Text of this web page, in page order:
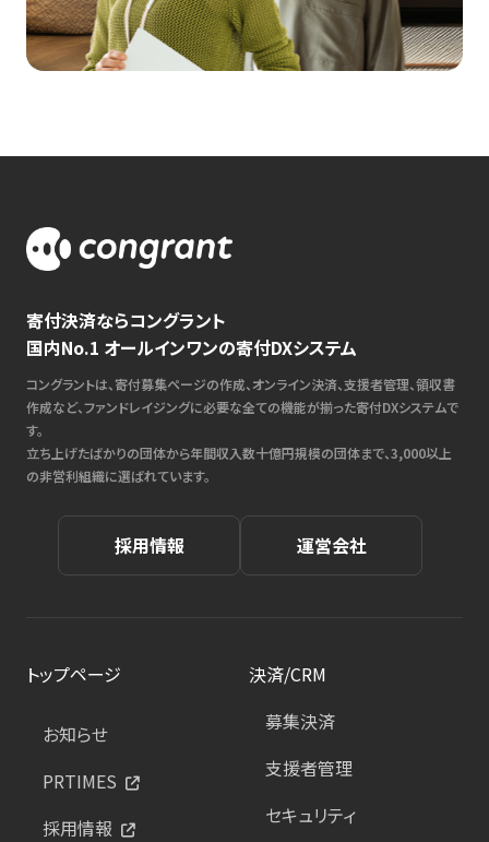
寄付決済ならコングラント
国内No.1 オールインワンの寄付DXシステム
コングラントは、寄付募集ページの作成、オンライン決済、支援者管理、領収書
作成など、ファンドレイジングに必要な全ての機能が揃った寄付DXシステムで
す。
立ち上げたばかりの団体から年間収入数十億円規模の団体まで、3,000以上
の非営利組織に選ばれています。
採用情報 運営会社
トップページ
お知らせ
PRTIMES
採用情報
決済/CRM
募集決済
支援者管理
セキュリティ